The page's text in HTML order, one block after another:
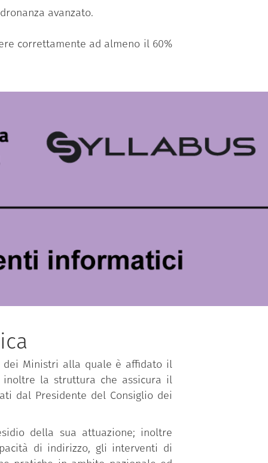
avanzato.
correttamente ad almeno il 60%
dei Ministri alla quale è affidato il
inoltre la struttura che assicura il
dal Presidente del Consiglio dei
della sua attuazione; inoltre
di indirizzo, gli interventi di